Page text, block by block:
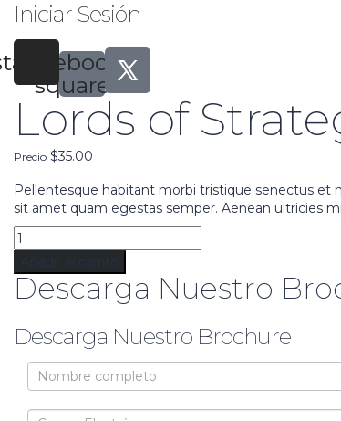
Iniciar Sesión
Facebook-
square
Lords of
Precio $35.00
Pellentesque habitant morbi tristique senectus et
sit amet quam egestas semper. Aenean ultricies
Añadir al carrito
Descarga Nuestro
Descarga Nuestro Brochure
Brochure